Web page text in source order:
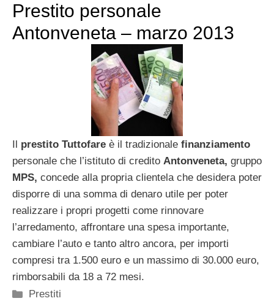
Prestito personale
Antonveneta – marzo 2013
prestito Tuttofare è il tradizionale finanziamento
personale che l’istituto di credito Antonveneta, gruppo
MPS, concede alla propria clientela che desidera poter
disporre di una somma di denaro utile per poter
realizzare i propri progetti come rinnovare
l’arredamento, affrontare una spesa importante,
cambiare l’auto e tanto altro ancora, per importi
compresi tra 1.500 euro e un massimo di 30.000 euro,
rimborsabili da 18 a 72 mesi.
Categorie
Prestiti